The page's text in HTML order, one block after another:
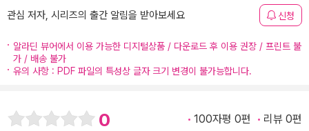
관심 저자, 시리즈의 출간 알림을 받아보세요 신청
알라딘 뷰어에서 이용 가능한 디지털상품 / 다운로드 후 이용 권장 / 프린트 불
가 / 배송 불가
유의 사항 : PDF 파일의 특성상 글자 크기 변경이 불가능합니다.
0 100자평 0편 리뷰 0편